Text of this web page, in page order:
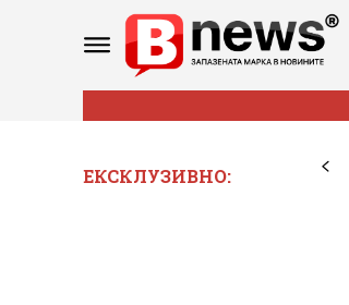
ЕКСКЛУЗИВНО: